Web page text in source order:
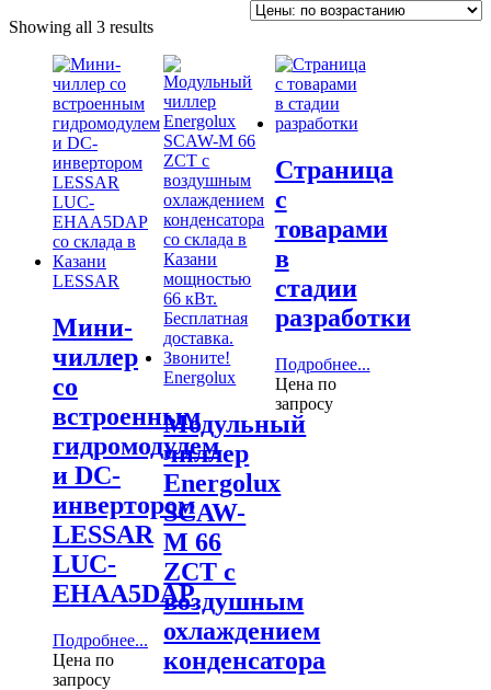
Showing all 3 results
LESSAR
Мини-
чиллер
со
встроенным
гидромодулем
и DC-
инвертором
LESSAR
LUC-
EHAA5DAP
Подробнее...
Цена по
запросу
Energolux
Модульный
чиллер
Energolux
SCAW-
M 66
ZCT с
воздушным
охлаждением
конденсатора
Страница
с
товарами
в
стадии
разработки
Подробнее...
Цена по
запросу